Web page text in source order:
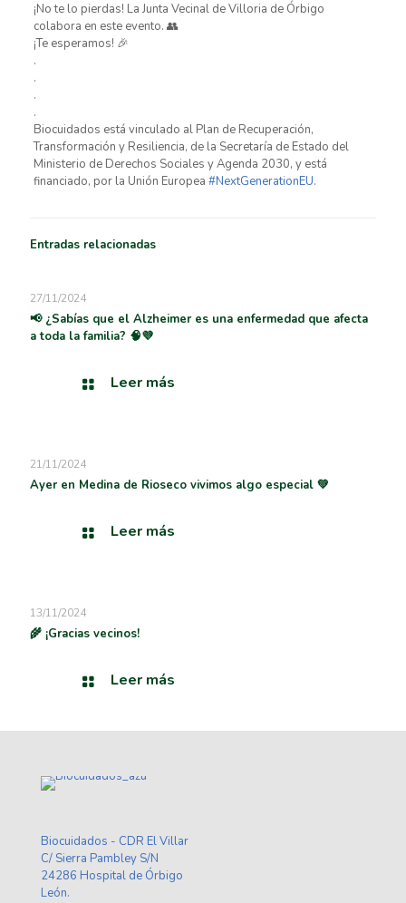
¡No te lo pierdas! La Junta Vecinal de Villoria de Órbigo
colabora en este evento. 👥
¡Te esperamos! 🎉
.
.
.
.
Biocuidados está vinculado al Plan de Recuperación,
Transformación y Resiliencia, de la Secretaría de Estado del
Ministerio de Derechos Sociales y Agenda 2030, y está
financiado, por la Unión Europea #NextGenerationEU.
Entradas relacionadas
27/11/2024
📢 ¿Sabías que el Alzheimer es una enfermedad que afecta
a toda la familia? 🧠💜
Leer más
21/11/2024
Ayer en Medina de Rioseco vivimos algo especial 💚
Leer más
13/11/2024
🌾 ¡Gracias vecinos!
Leer más
Biocuidados - CDR El Villar
C/ Sierra Pambley S/N
24286 Hospital de Órbigo
León.